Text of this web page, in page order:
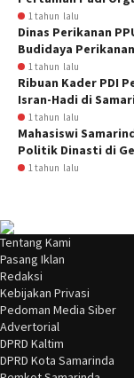
1 tahun lalu
Dinas Perikanan
Budidaya
1 tahun lalu
Ribuan Kader PDI
Isran-Hadi di
1 tahun lalu
Mahasiswi
Politik Dinasti di
1 tahun lalu
Tentang Kami
Pasang Iklan
Redaksi
Kebijakan Privasi
Pedoman Media Siber
Advertorial
DPRD Kaltim
DPRD Kota Samarinda